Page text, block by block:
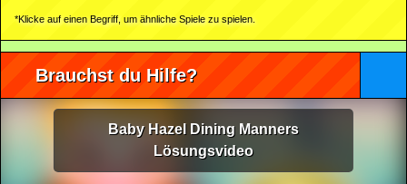
*Klicke auf einen Begriff, um ähnliche Spiele zu spielen.
Brauchst du Hilfe?
Baby Hazel Dining Manners
Lösungsvideo